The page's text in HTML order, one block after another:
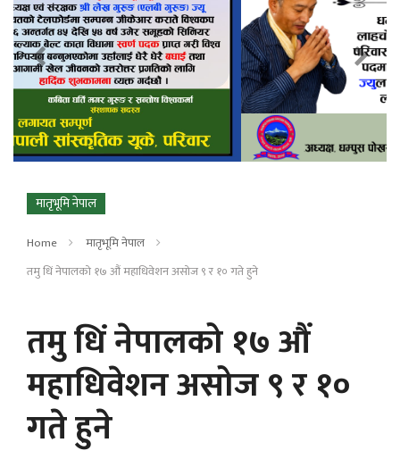
मातृभूमि नेपाल
Home
मातृभूमि नेपाल
तमु धिं नेपालको १७ औं महाधिवेशन असोज ९ र १० गते हुने
तमु धिं नेपालको १७ औं
महाधिवेशन असोज ९ र १०
गते हुने